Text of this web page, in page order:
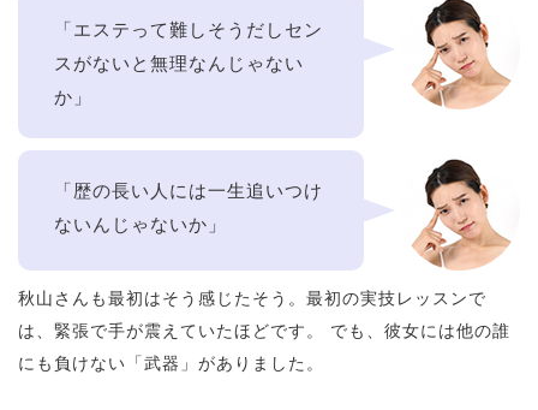
「エステって難しそうだしセン
スがないと無理なんじゃない
か」
「歴の長い人には一生追いつけ
ないんじゃないか」
秋山さんも最初はそう感じたそう。最初の実技レッスンで
は、緊張で手が震えていたほどです。 でも、彼女には他の誰
にも負けない「武器」がありました。